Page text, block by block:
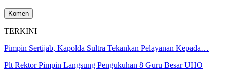
TERKINI
Pimpin Sertijab, Kapolda Sultra Tekankan Pelayanan Kepada…
Plt Rektor Pimpin Langsung Pengukuhan 8 Guru Besar UHO